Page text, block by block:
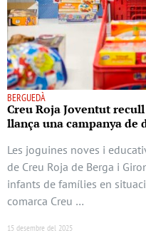
BERGUEDÀ
Creu Roja Joventut
llança una campanya de
Les joguines noves i
de Creu Roja de Berga i
infants de famílies en
comarca Creu …
15 desembre del 2025